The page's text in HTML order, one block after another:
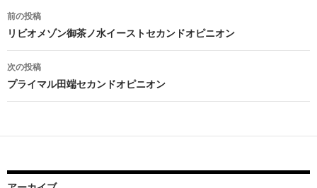
投
稿
ナ
ビ
ゲ
ー
前の投稿
リビオメゾン御茶ノ水イーストセカンドオピニオン
次の投稿
プライマル田端セカンドオピニオン